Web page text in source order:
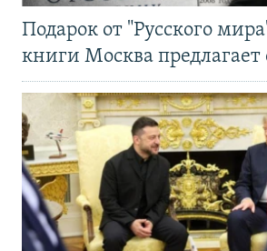
Подарок от "Русского
книги Москва предлагает